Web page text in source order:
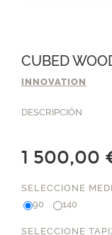
CUBED
INNOVATION
DESCRIPCIÓN
1 500,00
SELECCIONE
90
140
SELECCIONE